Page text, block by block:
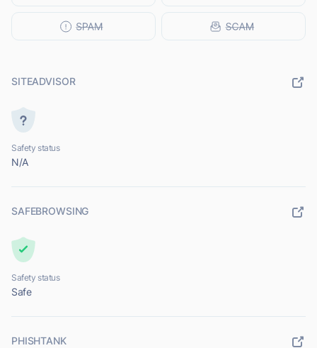
SITEADVISOR
Safety status
N/A
SAFEBROWSING
Safety status
Safe
PHISHTANK